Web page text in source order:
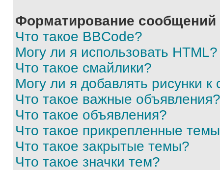
Форматирование
Что такое BBCode?
Могу ли я использовать HTML?
Что такое смайлики?
Могу ли я добавлять рисунки
Что такое важные объявления?
Что такое объявления?
Что такое прикрепленные
Что такое закрытые темы?
Что такое значки тем?